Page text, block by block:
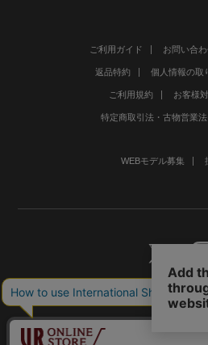
ご利用ガイド お問い合
返品特約 個人情報の取
ご利用規約 お客様
特定商取引法・古物営業
WEBモデル募集